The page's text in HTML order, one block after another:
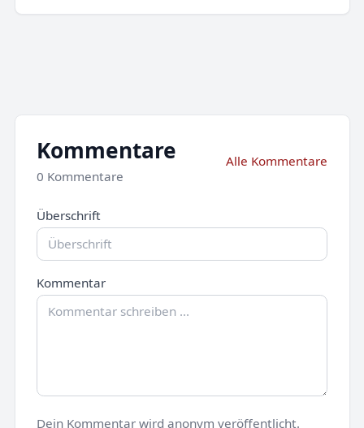
Kommentare
0 Kommentare
Alle Kommentare
Überschrift
Kommentar
Dein Kommentar wird anonym veröffentlicht.